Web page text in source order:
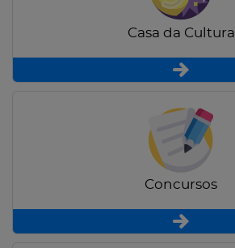
Casa da Cultura
Concursos